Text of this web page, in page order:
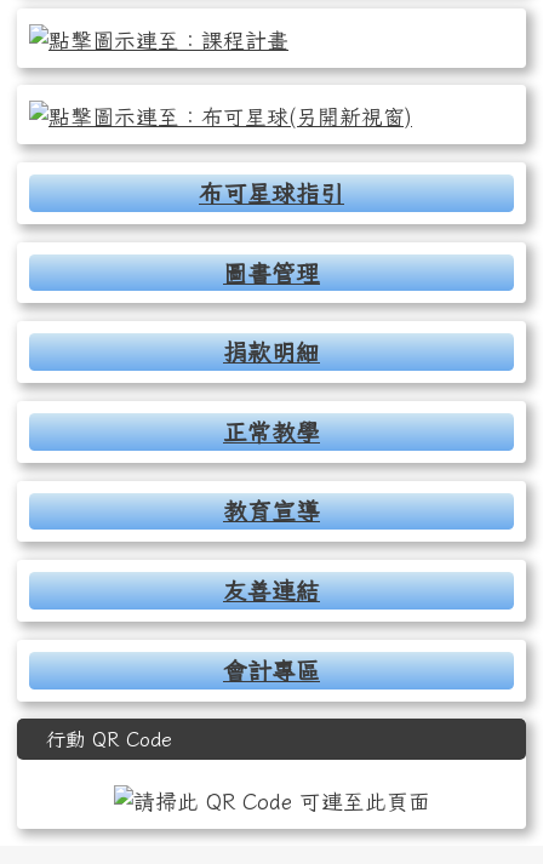
布可星球指引
圖書管理
捐款明細
正常教學
教育宣導
友善連結
會計專區
行動 QR Code